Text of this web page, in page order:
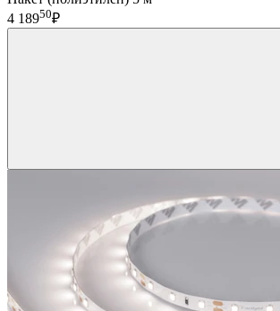
4 18950₽